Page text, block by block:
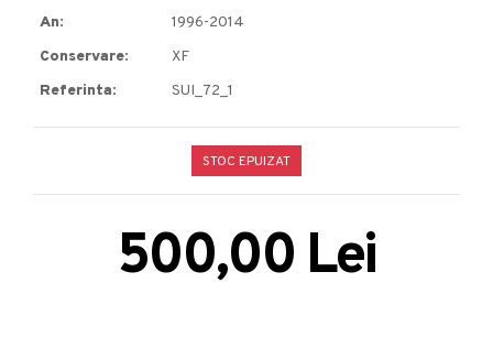
An:
1996-2014
Conservare:
XF
Referinta:
SUI_72_1
STOC EPUIZAT
500,00 Lei